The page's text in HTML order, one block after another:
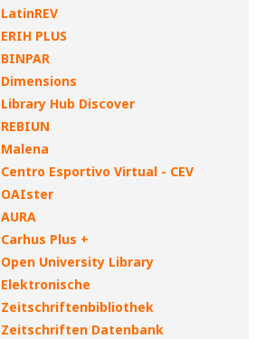
LatinREV
ERIH PLUS
BINPAR
Dimensions
Library Hub Discover
REBIUN
Malena
Centro Esportivo Virtual - CEV
OAIster
AURA
Carhus Plus +
Open University Library
Elektronische
Zeitschriftenbibliothek
Zeitschriften Datenbank